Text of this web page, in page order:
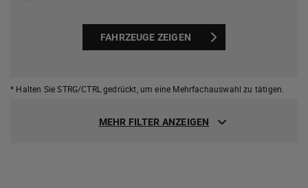
FAHRZEUGE ZEIGEN
* Halten Sie STRG/CTRL gedrückt, um eine Mehrfachauswahl zu tätigen.
MEHR FILTER ANZEIGEN